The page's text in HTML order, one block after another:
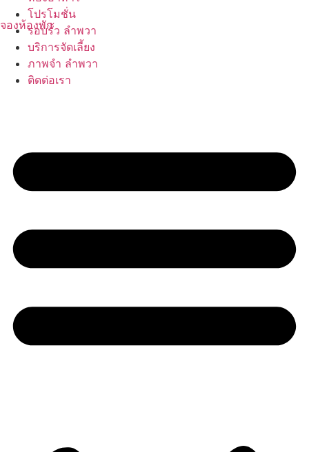
to
content
จองห้องพัก
โปรโมชั่น
รอบรั้ว ลำพวา
บริการจัดเลี้ยง
ภาพจำ ลำพวา
ติดต่อเรา